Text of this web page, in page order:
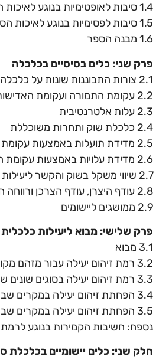
1.4 סיבות לאופטימיות בנוגע לאיכות הסביבה והטבע
1.5 סיבות לפסימיות בנוגע לאיכות הסביבה והטבע
1.6 מבנה הספר
פרק שני: כלים בסיסיים בכלכלה
2.1 צורות התבוננות שונות על כלכלה
2.2 עקומת התמורה ועקומת האדישות
2.3 עלות אלטרנטיבית
2.4 כלכלת שוק ותחרות משוכללת
2.5 מדידת תועלות באמצעות עקומת ביקוש
2.6 מדידת עלויות באמצעות עקומת היצע
2.7 שיווי משקל בשוק והקשר ליעילות כלכלית
2.8 עודף היצרן, עודף הצרכן ורווחה חברתית
2.9 ממושגים ליישומים
פרק שלישי: מבוא ליעילות כלכלית
3.1 מבוא
3.2 רמת זיהום יעילה עבור מזהם מקומי שאינו מצטבר
3.3 רמת זיהום יעילה בסוגים שונים של נזק סביבתי
3.4 הפחתת זיהום יעילה במקרים שבהם מלאי הזיהום מצטבר
3.5 הפחתת זיהום יעילה במקרים שבהם הזיהום תלוי מיקום
נספח: חשיבות הקמירות בנוגע לרמת
חלק שני: כלים יישומיים בכלכלת